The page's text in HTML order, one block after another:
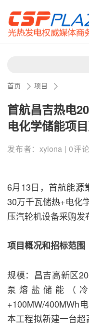
首页 项目
首航昌吉热电
电化学储能项
发布者：xylona | 0评
6月13日，首航能源
30万千瓦储热+电化
压汽轮机设备采购发
项目概况和招标范围
规模：昌吉高新区
泵熔盐储能（
+100MW/400MWh
本工程拟新建一台